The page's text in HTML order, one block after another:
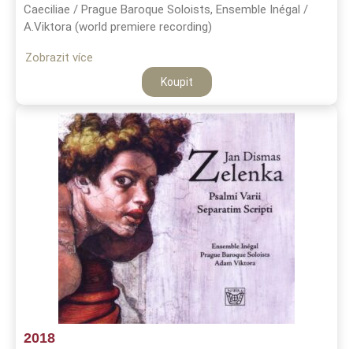
Caeciliae / Prague Baroque Soloists, Ensemble Inégal /
A.Viktora (world premiere recording)
Zobrazit více
Koupit
2018